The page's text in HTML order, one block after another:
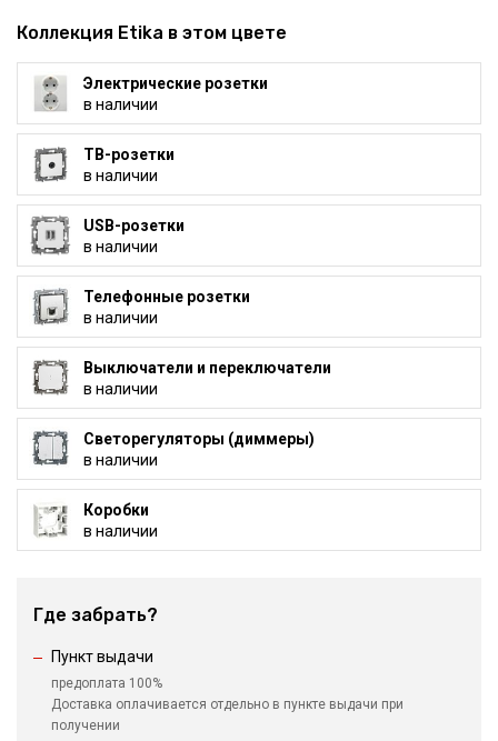
Коллекция Etika в этом цвете
Электрические розетки
в наличии
ТВ-розетки
в наличии
USB-розетки
в наличии
Телефонные розетки
в наличии
Выключатели и переключатели
в наличии
Светорегуляторы (диммеры)
в наличии
Коробки
в наличии
Где забрать?
Пункт выдачи
предоплата 100%
Доставка оплачивается отдельно в пункте выдачи при
получении